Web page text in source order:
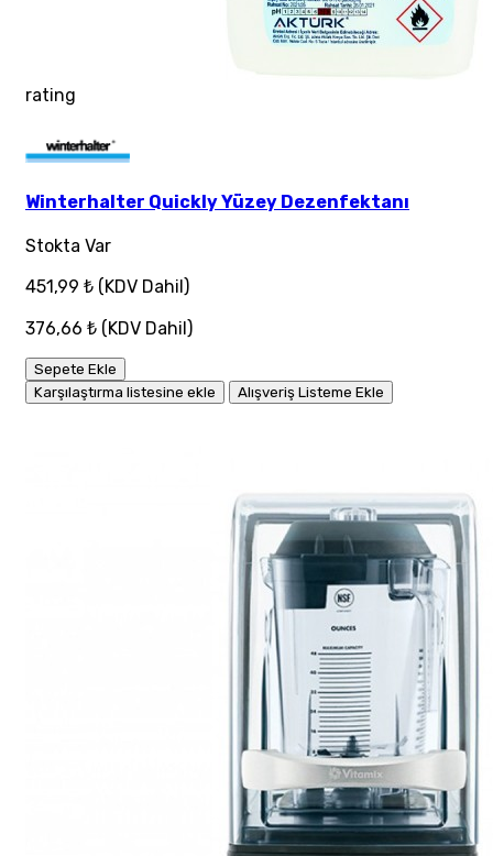
rating
Winterhalter Quickly Yüzey Dezenfektanı
Stokta Var
451,99 ₺ (KDV Dahil)
376,66 ₺ (KDV Dahil)
Sepete Ekle
Karşılaştırma listesine ekle
Alışveriş Listeme Ekle